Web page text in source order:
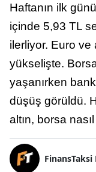
Haftanın ilk
içinde 5,93 TL
ilerliyor. Euro ve
yükselişte.
yaşanırken
düşüş görüldü.
altın, borsa